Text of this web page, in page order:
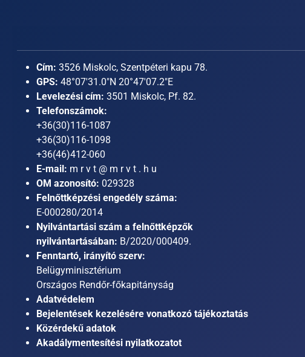
Cím: 3526 Miskolc, Szentpéteri kapu 78.
GPS: 48°07'31.0"N 20°47'07.2"E
Levelezési cím: 3501 Miskolc, Pf. 82.
Telefonszámok:
+36(30)116-1087
+36(30)116-1098
+36(46)412-060
E-mail: m r v t @ m r v t . h u
OM azonosító: 029328
Felnőttképzési engedély száma:
E-000280/2014
Nyilvántartási szám a felnőttképzők
nyilvántartásában: B/2020/000409.
Fenntartó, irányító szerv:
Belügyminisztérium
Országos Rendőr-főkapitányság
Adatvédelem
Bejelentések kezelésére vonatkozó tájékoztatás
Közérdekű adatok
Akadálymentesítési nyilatkozatot